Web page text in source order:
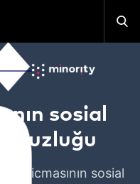
sosial
icmasının sosial